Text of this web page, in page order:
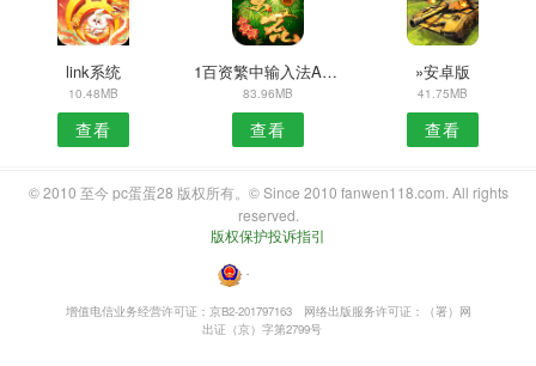
link系统
10.48MB
查看
1百资繁中输入法APP
83.96MB
查看
»安卓版
41.75MB
查看
© 2010 至今 pc蛋蛋28 版权所有。© Since 2010 fanwen118.com. All rights
reserved.
版权保护投诉指引
・
增值电信业务经营许可证：京B2-201797163
网络出版服务许可证：（署）网
出证（京）字第2799号